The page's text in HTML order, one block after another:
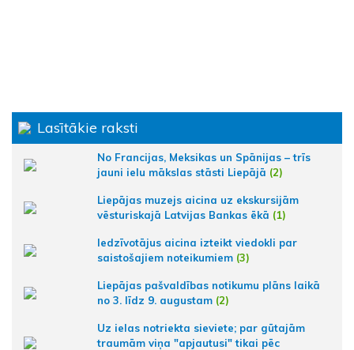
Lasītākie raksti
No Francijas, Meksikas un Spānijas – trīs
jauni ielu mākslas stāsti Liepājā (2)
Liepājas muzejs aicina uz ekskursijām
vēsturiskajā Latvijas Bankas ēkā (1)
Iedzīvotājus aicina izteikt viedokli par
saistošajiem noteikumiem (3)
Liepājas pašvaldības notikumu plāns laikā
no 3. līdz 9. augustam (2)
Uz ielas notriekta sieviete; par gūtajām
traumām viņa "apjautusi" tikai pēc